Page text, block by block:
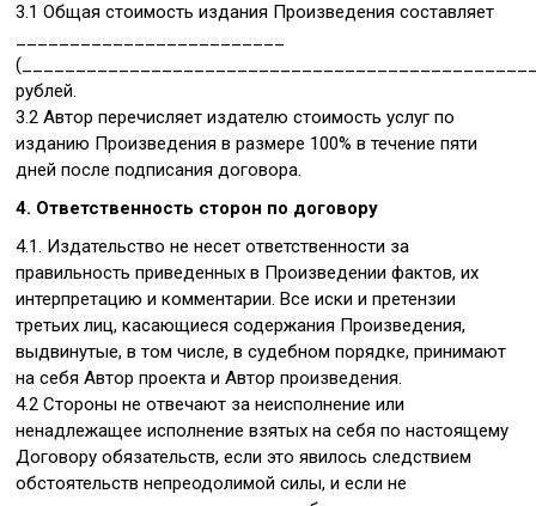
3.1 Общая стоимость издания Произведения составляет
рублей.
3.2 Автор перечисляет издателю стоимость услуг по
изданию Произведения в размере 100% в течение пяти
дней после подписания договора.
4. Ответственность сторон по договору
4.1. Издательство не несет ответственности за
правильность приведенных в Произведении фактов, их
интерпретацию и комментарии. Все иски и претензии
третьих лиц, касающиеся содержания Произведения,
выдвинутые, в том числе, в судебном порядке, принимают
на себя Автор проекта и Автор произведения.
4.2 Стороны не отвечают за неисполнение или
ненадлежащее исполнение взятых на себя по настоящему
Договору обязательств, если это явилось следствием
обстоятельств непреодолимой силы, и если не